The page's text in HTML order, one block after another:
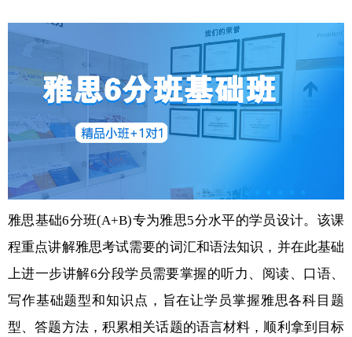
雅思基础6分班(A+B)专为雅思5分水平的学员设计。该课
程重点讲解雅思考试需要的词汇和语法知识，并在此基础
上进一步讲解6分段学员需要掌握的听力、阅读、口语、
写作基础题型和知识点，旨在让学员掌握雅思各科目题
型、答题方法，积累相关话题的语言材料，顺利拿到目标